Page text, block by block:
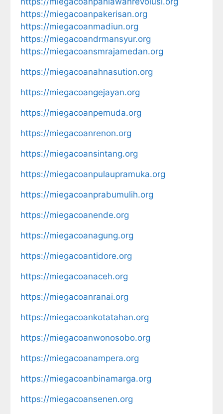
https://miegacoanpakerisan.org
https://miegacoanmadiun.org
https://miegacoandrmansyur.org
https://miegacoansmrajamedan.org
https://miegacoanahnasution.org
https://miegacoangejayan.org
https://miegacoanpemuda.org
https://miegacoanrenon.org
https://miegacoansintang.org
https://miegacoanpulaupramuka.org
https://miegacoanprabumulih.org
https://miegacoanende.org
https://miegacoanagung.org
https://miegacoantidore.org
https://miegacoanaceh.org
https://miegacoanranai.org
https://miegacoankotatahan.org
https://miegacoanwonosobo.org
https://miegacoanampera.org
https://miegacoanbinamarga.org
https://miegacoansenen.org